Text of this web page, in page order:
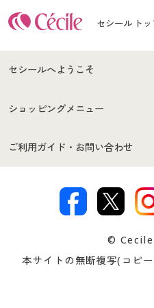
セシール ト
セシールへようこそ
はじめての方へ
セシールご利用規約
著作権・商標について
ショッピングメニュー
商品カテゴリ
プレゼント＆キャンペーン
ご利用ガイド・お問い合わせ
交換・返品は
ついて
©
本サイトの無断複写(コピ